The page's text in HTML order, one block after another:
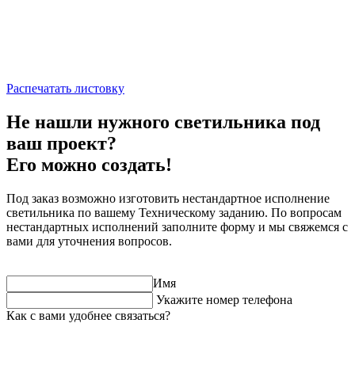
Распечатать листовку
Не нашли нужного светильника под
ваш проект?
Его можно создать!
Под заказ возможно изготовить нестандартное исполнение
светильника по вашему Техническому заданию. По вопросам
нестандартных исполнений заполните форму и мы свяжемся с
вами для уточнения вопросов.
Имя
Укажите номер телефона
Как с вами удобнее связаться?